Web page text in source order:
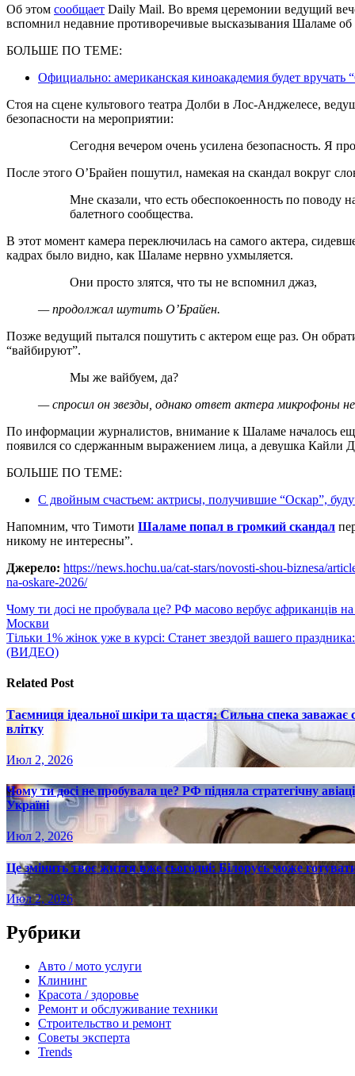
Об этом сообщает Daily Mail. Во время церемонии ведущий
вспомнил недавние противоречивые высказывания Шаламе об
БОЛЬШЕ ПО ТЕМЕ:
Официально: американская киноакадемия будет
Стоя на сцене культового театра Долби в Лос-Анджелесе,
безопасности на мероприятии:
Сегодня вечером очень усилена безопасность. Я
После этого О’Брайен пошутил, намекая на скандал вокруг
Мне сказали, что есть обеспокоенность по поводу нападений как со стороны оперного, так и
балетного сообщества.
В этот момент камера переключилась на самого актера,
кадрах было видно, как Шаламе нервно ухмыляется.
Они просто злятся, что ты не вспомнил джаз,
— продолжал шутить О’Брайен.
Позже ведущий пытался пошутить с актером еще раз. Он
“вайбируют”.
Мы же вайбуем, да?
— спросил он звезды, однако ответ актера микрофоны не
По информации журналистов, внимание к Шаламе началось
появился со сдержанным выражением лица, а девушка Кайли
БОЛЬШЕ ПО ТЕМЕ:
С двойным счастьем: актрисы, получившие “Оскар”,
Напомним, что Тимоти Шаламе попал в громкий скандал
никому не интересны”.
Джерело: https://news.hochu.ua/cat-stars/novosti-shou-biznesa/
na-oskare-2026/
Навигация
по
записям
Чому ти досі не пробувала це? РФ масово вербує африканців на
Москви
Тільки 1% жінок уже в курсі: Станет звездой вашего
(ВИДЕО)
Related Post
Таємниця ідеальної шкіри та щастя: Сильна спека
влітку
Июл 2, 2026
Чому ти досі не пробувала це? РФ підняла стратегічну
Україні
Июл 2, 2026
Це змінить твоє життя вже сьогодні: Білорусь може
Июл 2, 2026
Рубрики
Авто / мото услуги
Клининг
Красота / здоровье
Ремонт и обслуживание техники
Строительство и ремонт
Советы эксперта
Trends